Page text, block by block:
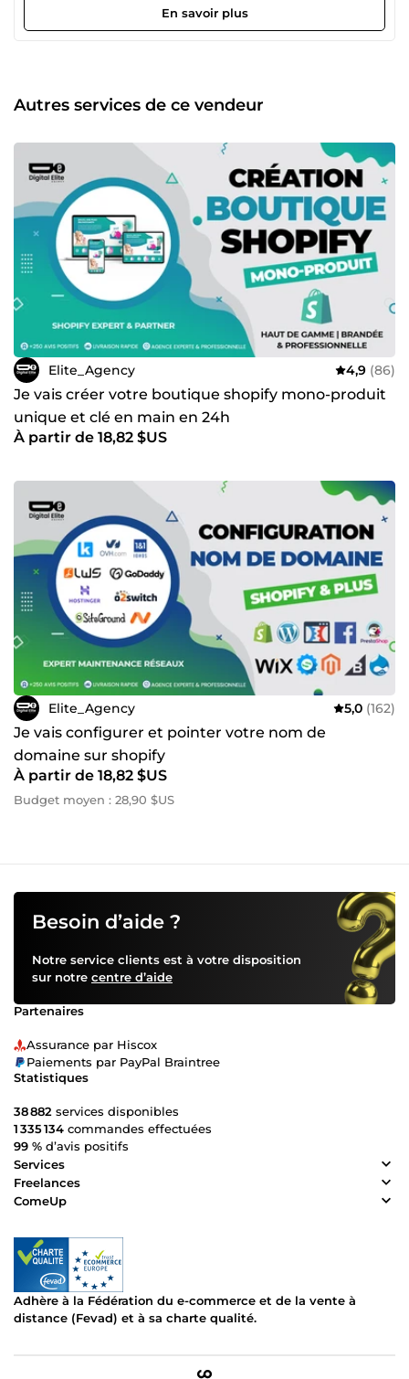
En savoir plus
Autres services de ce vendeur
Elite_Agency 4,9 (86)
Je vais créer votre boutique shopify mono-produit
unique et clé en main en 24h
À partir de 18,82 $US
Elite_Agency 5,0 (162)
Je vais configurer et pointer votre nom de
domaine sur shopify
À partir de 18,82 $US
Budget moyen : 28,90 $US
Besoin d’aide ?
Notre service clients est à votre disposition
sur notre centre d’aide
Partenaires
Assurance par Hiscox
Paiements par PayPal Braintree
Statistiques
38 882 services disponibles
1 335 134 commandes effectuées
99 % d’avis positifs
Services
Freelances
ComeUp
Adhère à la Fédération du e-commerce et de la vente à
distance (Fevad) et à sa charte qualité.